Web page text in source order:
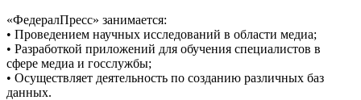
«ФедералПресс» занимается:
• Проведением научных исследований в области медиа;
• Разработкой приложений для обучения специалистов в
сфере медиа и госслужбы;
• Осуществляет деятельность по созданию различных баз
данных.